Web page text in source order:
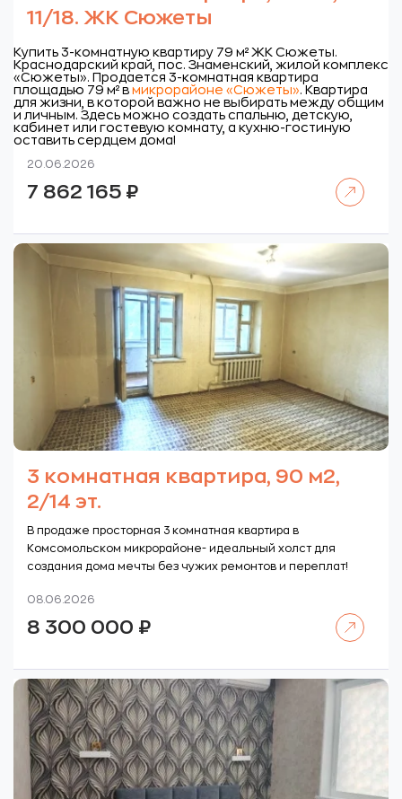
11/18. ЖК Сюжеты
Купить 3-комнатную квартиру 79 м² ЖК Сюжеты.
Краснодарский край, пос. Знаменский, жилой комплекс
«Сюжеты». Продается 3-комнатная квартира
площадью 79 м² в микрорайоне «Сюжеты». Квартира
для жизни, в которой важно не выбирать между общим
и личным. Здесь можно создать спальню, детскую,
кабинет или гостевую комнату, а кухню-гостиную
оставить сердцем дома!
20.06.2026
7 862 165 ₽
3 комнатная квартира, 90 м2,
2/14 эт.
В продаже просторная 3 комнатная квартира в
Комсомольском микрорайоне- идеальный холст для
создания дома мечты без чужих ремонтов и переплат!
08.06.2026
8 300 000 ₽